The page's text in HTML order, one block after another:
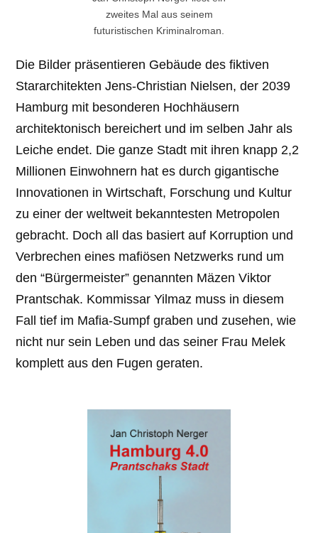
zweites Mal aus seinem
futuristischen Kriminalroman.
Die Bilder präsentieren Gebäude des fiktiven
Stararchitekten Jens-Christian Nielsen, der 2039
Hamburg mit besonderen Hochhäusern
architektonisch bereichert und im selben Jahr als
Leiche endet. Die ganze Stadt mit ihren knapp 2,2
Millionen Einwohnern hat es durch gigantische
Innovationen in Wirtschaft, Forschung und Kultur
zu einer der weltweit bekanntesten Metropolen
gebracht. Doch all das basiert auf Korruption und
Verbrechen eines mafiösen Netzwerks rund um
den “Bürgermeister” genannten Mäzen Viktor
Prantschak. Kommissar Yilmaz muss in diesem
Fall tief im Mafia-Sumpf graben und zusehen, wie
nicht nur sein Leben und das seiner Frau Melek
komplett aus den Fugen geraten.